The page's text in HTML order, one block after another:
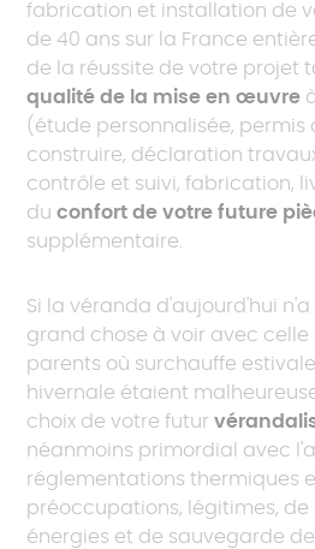
fabrication et installation de
de 40 ans sur la France
de la réussite de votre projet
qualité de la mise en œuvre
(étude personnalisée, permis
construire, déclaration
contrôle et suivi, fabrication,
duconfort de votre future
supplémentaire.
Si la véranda d'aujourd'hui
grand chose à voir avec celle
parents où surchauffe
hivernale étaient
choix de votre futur
néanmoins primordial avec
réglementations thermiques
préoccupations, légitimes, de
énergies et de sauvegarde de